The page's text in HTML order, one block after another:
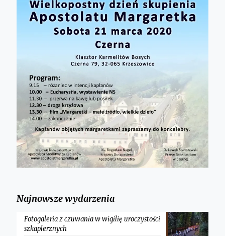
Najnowsze wydarzenia
Fotogaleria z czuwania w wigilię uroczystości
szkaplerznych